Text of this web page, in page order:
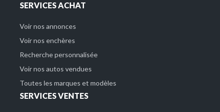
SERVICES ACHAT
Voir nos annonces
Voir nos enchères
Recherche personnalisée
Voir nos autos vendues
Toutes les marques et modèles
SERVICES VENTES